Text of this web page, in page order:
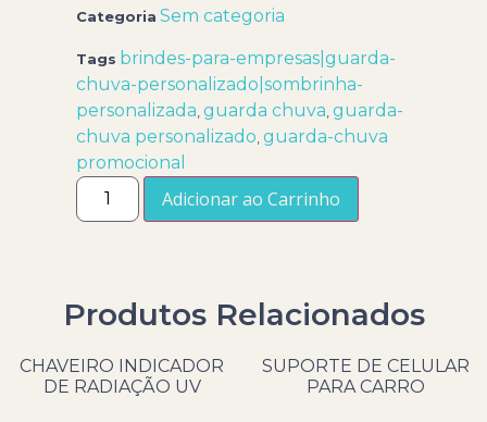
Categoria Sem categoria
Tags brindes-para-empresas|guarda-
chuva-personalizado|sombrinha-
personalizada ,guarda chuva ,guarda-
chuva personalizado ,guarda-chuva
promocional
Adicionar ao Carrinho
Produtos Relacionados
CHAVEIRO INDICADOR
DE RADIAÇÃO UV
SUPORTE DE CELULAR
PARA CARRO